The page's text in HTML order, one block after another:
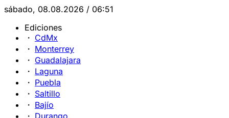
sábado, 08.08.2026 / 06:51
Ediciones
CdMx
Monterrey
Guadalajara
Laguna
Puebla
Saltillo
Bajío
Durango